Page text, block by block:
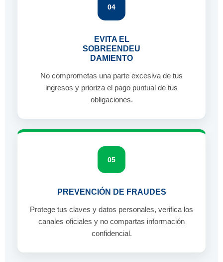
04
EVITA EL
SOBREENDEU
DAMIENTO
No comprometas una parte excesiva de tus
ingresos y prioriza el pago puntual de tus
obligaciones.
05
PREVENCIÓN DE FRAUDES
Protege tus claves y datos personales, verifica los
canales oficiales y no compartas información
confidencial.